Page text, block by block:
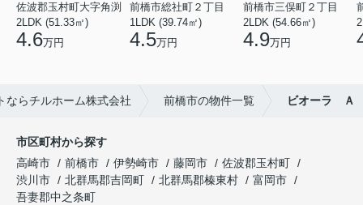
佐波郡玉村町大字角渕
2LDK (51.33㎡)
4.6万円
前橋市総社町２丁目
1LDK (39.74㎡)
4.5万円
前橋市三俣町２丁目
2LDK (54.66㎡)
4.9万円
ならチルホーム株式会社 前橋市の物件一覧 ビオーラ Ａ
市区町村から探す
高崎市
前橋市 伊勢崎市 藤岡市
佐波郡玉村町
渋川市
北群馬郡吉岡町 北群馬郡榛東村
富岡市
吾妻郡中之条町